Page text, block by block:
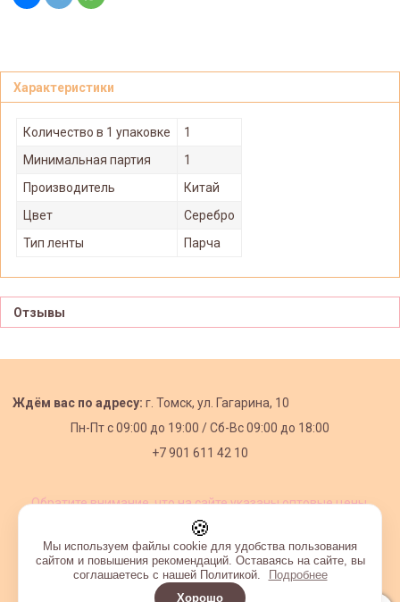
Характеристики
Количество в 1 упаковке
1
Минимальная партия
1
Производитель
Китай
Цвет
Серебро
Тип ленты
Парча
Отзывы
Ждём вас по адресу: г. Томск, ул. Гагарина, 10
Пн-Пт с09:00 до 19:00 /Сб-Вс 09:00 до 18:00
+7 901 611 42 10
Обратите внимание, что на сайте указаны оптовые цены,
🍪
Мы используем файлы cookie для удобства пользования
сайтом и повышения рекомендаций. Оставаясь на сайте, вы
соглашаетесь с нашей Политикой.
Подробнее
Хорошо